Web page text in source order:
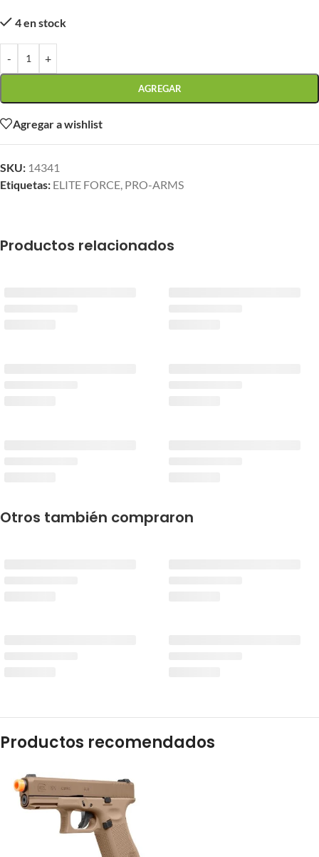
4 en stock
- +
AGREGAR
Agregar a wishlist
SKU: 14341
Etiquetas: ELITE FORCE, PRO-ARMS
Productos relacionados
Otros también compraron
Productos recomendados